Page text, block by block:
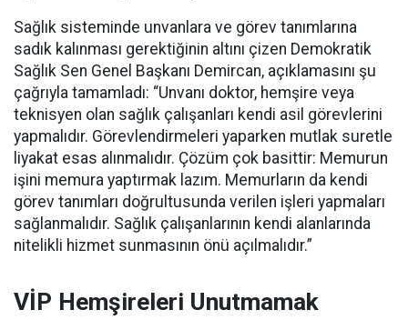
Sağlık sisteminde unvanlara ve görev tanımlarına
sadık kalınması gerektiğinin altını çizen Demokratik
Sağlık Sen Genel Başkanı Demircan, açıklamasını şu
çağrıyla tamamladı: “Unvanı doktor, hemşire veya
teknisyen olan sağlık çalışanları kendi asil görevlerini
yapmalıdır. Görevlendirmeleri yaparken mutlak suretle
liyakat esas alınmalıdır. Çözüm çok basittir: Memurun
işini memura yaptırmak lazım. Memurların da kendi
görev tanımları doğrultusunda verilen işleri yapmaları
sağlanmalıdır. Sağlık çalışanlarının kendi alanlarında
nitelikli hizmet sunmasının önü açılmalıdır.”
VİP Hemşireleri Unutmamak